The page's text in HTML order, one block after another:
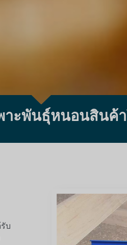
าะพันธุ์หนอนสิน
บ